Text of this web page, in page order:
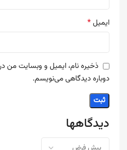
دیدگاهها
ایمیل*
ذخیره نام، ایمیل و وبسایت من
دوباره دیدگاهی می‌نویسم.